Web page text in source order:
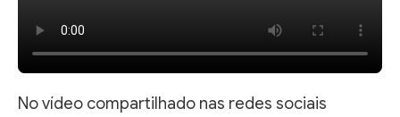
No vídeo compartilhado nas redes sociais